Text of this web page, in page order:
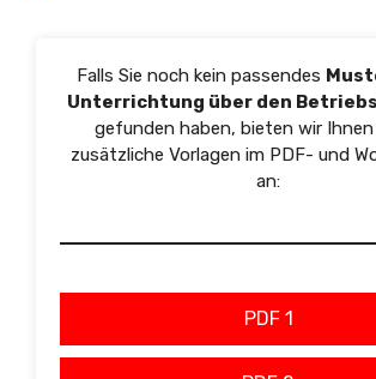
Falls Sie noch kein passendes
Unterrichtung über den
gefunden haben, bieten wir Ihnen
zusätzliche Vorlagen im PDF- und
an:
PDF 1